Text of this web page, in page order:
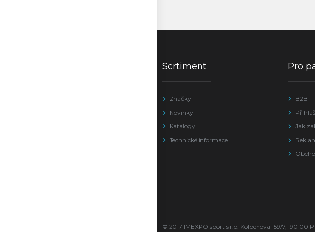
Sortiment
Značky
Novinky
Katalogy
Technické informace
Pro
B2B
Jak
© 2017 IMEXPO sport s.r.o. Kolbenova 159/7, 190 00